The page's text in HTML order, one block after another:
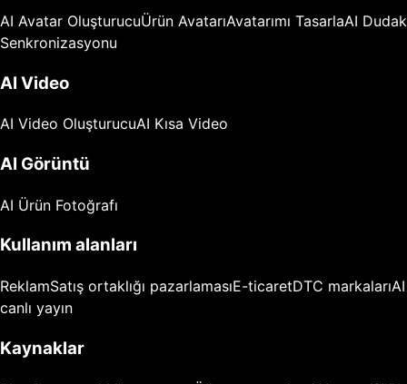
AI Avatar OluşturucuÜrün AvatarıAvatarımı TasarlaAI Dudak
Senkronizasyonu
AI Video
AI Video OluşturucuAI Kısa Video
AI Görüntü
AI Ürün Fotoğrafı
Kullanım alanları
ReklamSatış ortaklığı pazarlamasıE-ticaretDTC markalarıAI
canlı yayın
Kaynaklar